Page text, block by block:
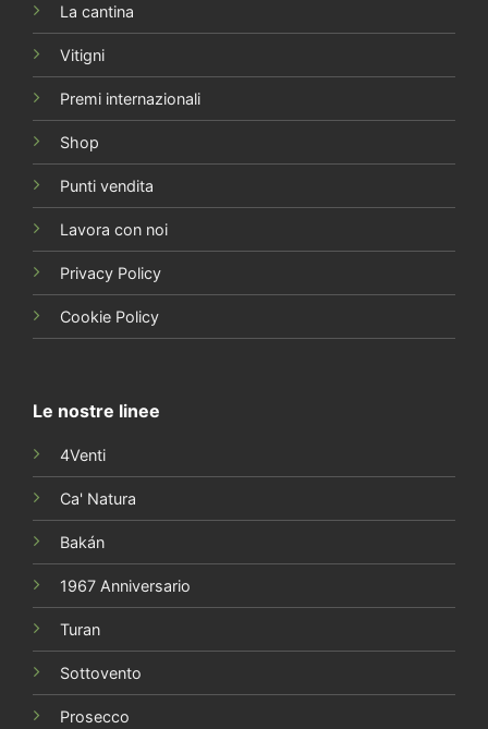
La cantina
Vitigni
Premi internazionali
Shop
Punti vendita
Lavora con noi
Privacy Policy
Cookie Policy
Le nostre linee
4Venti
Ca' Natura
Bakán
1967 Anniversario
Turan
Sottovento
Prosecco